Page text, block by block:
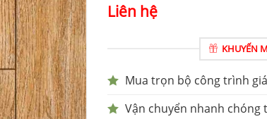
Liên hệ
KHUYẾN
Mua trọn bộ công trình
Vận chuyển nhanh chóng